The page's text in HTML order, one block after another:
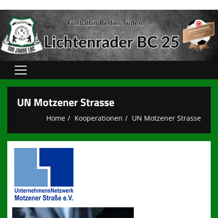
Home
Verein
unsere Teams
Sponsoren
Kooperationen
Sportshops
UN Motzener Strasse
Home Kooperationen UN Motzener Strasse